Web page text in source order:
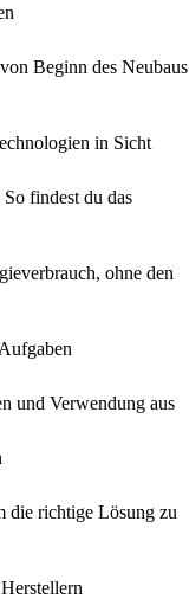
Beginn des Neubaus
in Sicht
findest du das
ohne den
und Verwendung aus
die richtige Lösung zu